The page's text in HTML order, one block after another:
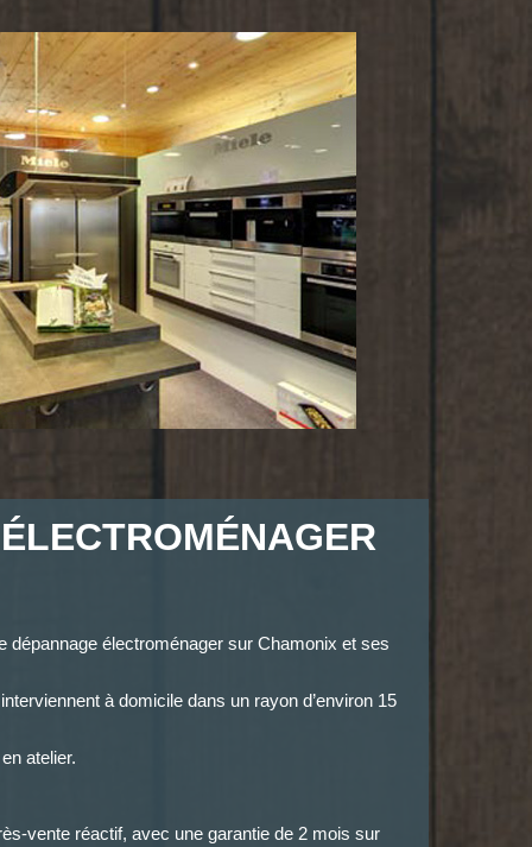
dépannage électroménager sur Chamonix et ses
à domicile dans un rayon d’environ 15
atelier.
vente réactif, avec une garantie de 2 mois sur